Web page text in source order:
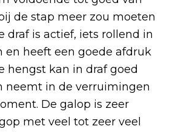
de stap meer zou moeten
draf is actief, iets rollend in
en heeft een goede afdruk
hengst kan in draf goed
neemt in de verruimingen
De galop is zeer
met veel tot zeer veel